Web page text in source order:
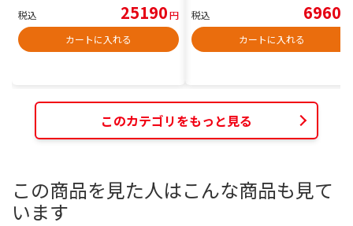
税込 25190円
カートに入れる
税込 6960
カートに入れる
このカテゴリをもっと見る
この商品を見た人はこんな商品も見て
います